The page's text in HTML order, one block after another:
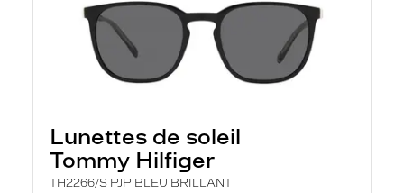
Lunettes de soleil
Tommy Hilfiger
TH2266/S PJP BLEU BRILLANT